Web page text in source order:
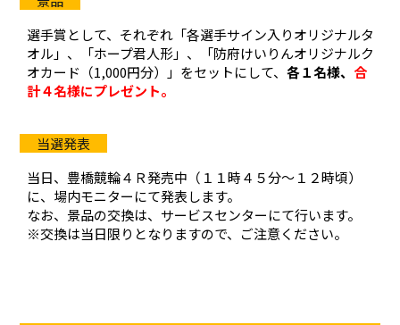
選手賞として、それぞれ「各選手サイン入りオリジナルタ
オル」、「ホープ君人形」、「防府けいりんオリジナルク
オカード（1,000円分）」をセットにして、 各１名様、 合
計４名様にプレゼント。
当日、豊橋競輪４Ｒ発売中（１１時４５分～１２時頃）
に、場内モニターにて発表します。
なお、景品の交換は、サービスセンターにて行います。
※交換は当日限りとなりますので、ご注意ください。